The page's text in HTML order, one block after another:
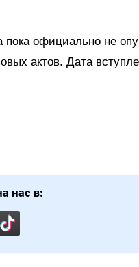
пока официально не
актов. Дата
нас в: